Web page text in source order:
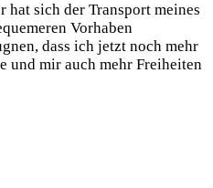
sich der Transport meines
Vorhaben
dass ich jetzt noch mehr
und mir auch mehr Freiheiten